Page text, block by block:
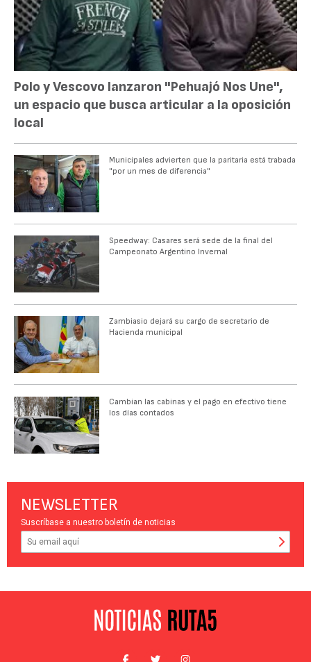
Polo y Vescovo lanzaron "Pehuajó Nos Une",
un espacio que busca articular a la oposición
local
Municipales advierten que la paritaria está trabada
"por un mes de diferencia"
Speedway: Casares será sede de la final del
Campeonato Argentino Invernal
Zambiasio dejará su cargo de secretario de
Hacienda municipal
Cambian las cabinas y el pago en efectivo tiene
los días contados
NEWSLETTER
Suscríbase a nuestro boletín de noticias